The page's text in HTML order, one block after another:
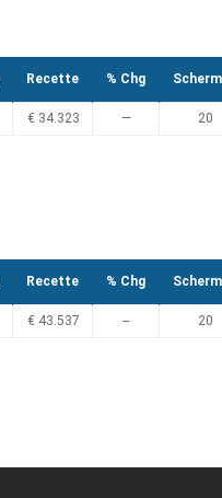
Recette % Chg
€ 34.323 — 20
Recette % Chg
€ 43.537 -- 20